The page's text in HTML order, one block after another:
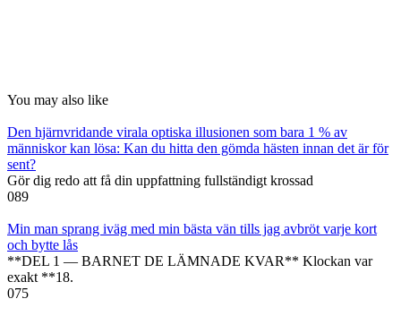
You may also like
Den hjärnvridande virala optiska illusionen som bara 1 % av
människor kan lösa: Kan du hitta den gömda hästen innan det är för
sent?
Gör dig redo att få din uppfattning fullständigt krossad
089
Min man sprang iväg med min bästa vän tills jag avbröt varje kort
och bytte lås
**DEL 1 — BARNET DE LÄMNADE KVAR** Klockan var
exakt **18.
075